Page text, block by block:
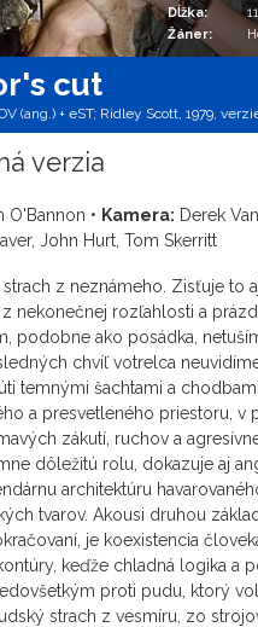
Dĺžka:
Žáner:
cut
(ang.) + eST; Ridley Scott, 1979,
verzia
O'Bannon • Kamera: Derek
John Hurt, Tom Skerritt
z neznámeho. Zisťuje to
nekonečnej rozľahlosti a
podobne ako posádka,
chvíľ votrelca
temnými šachtami a
a presvetleného priestoru, v
zákutí, ruchov a
dôležitú rolu, dokazuje aj
architektúru
tvarov. Akousi druhou
je koexistencia
keďže chladná logika a
proti pudu, ktorý
strach z vesmíru, zo